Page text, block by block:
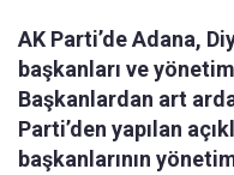
AK Parti’de Adana,
başkanları ve
Başkanlardan art
Parti’den yapılan
başkanlarının